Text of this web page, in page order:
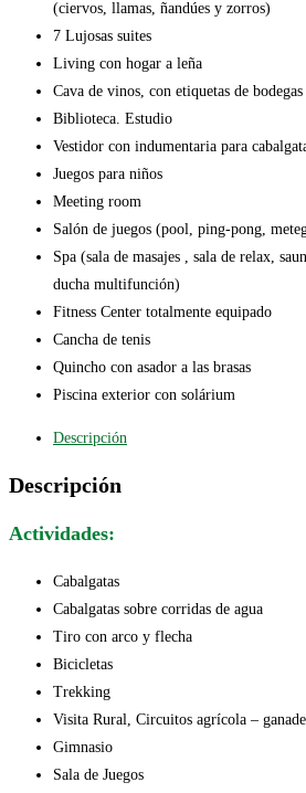
(ciervos, llamas, ñandúes y zorros)
7 Lujosas suites
Living con hogar a leña
Cava de vinos, con etiquetas de
Biblioteca. Estudio
Vestidor con indumentaria para
Juegos para niños
Meeting room
Salón de juegos (pool, ping-pong,
Spa (sala de masajes , sala de relax,
ducha multifunción)
Fitness Center totalmente equipado
Cancha de tenis
Quincho con asador a las brasas
Piscina exterior con solárium
Descripción
Descripción
Actividades:
Cabalgatas
Cabalgatas sobre corridas de agua
Tiro con arco y flecha
Bicicletas
Trekking
Visita Rural, Circuitos agrícola –
Gimnasio
Sala de Juegos